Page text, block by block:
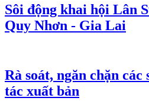
Sôi động khai hội Lân
Quy Nhơn - Gia Lai
Rà soát, ngăn chặn các
tác xuất bản